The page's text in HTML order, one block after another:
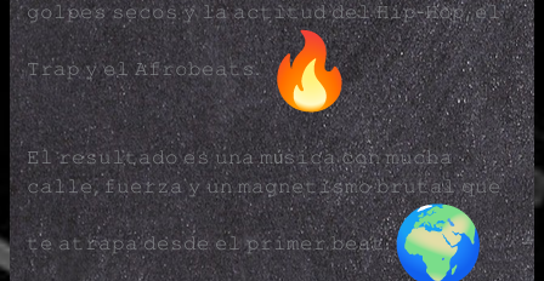
𝚐𝚘𝚕𝚙𝚎𝚜 𝚜𝚎𝚌𝚘𝚜 𝚢 𝚕𝚊 𝚊𝚌𝚝𝚒𝚝𝚞𝚍 𝚍𝚎𝚕 𝙷𝚒𝚙-𝙷𝚘𝚙, 𝚎𝚕
𝚃𝚛𝚊𝚙 𝚢 𝚎𝚕 𝙰𝚏𝚛𝚘𝚋𝚎𝚊𝚝𝚜.
𝙴𝚕 𝚛𝚎𝚜𝚞𝚕𝚝𝚊𝚍𝚘 𝚎𝚜 𝚞𝚗𝚊 𝚖ú𝚜𝚒𝚌𝚊 𝚌𝚘𝚗 𝚖𝚞𝚌𝚑𝚊
𝚌𝚊𝚕𝚕𝚎, 𝚏𝚞𝚎𝚛𝚣𝚊 𝚢 𝚞𝚗 𝚖𝚊𝚐𝚗𝚎𝚝𝚒𝚜𝚖𝚘 𝚋𝚛𝚞𝚝𝚊𝚕 𝚚𝚞𝚎
𝚝𝚎 𝚊𝚝𝚛𝚊𝚙𝚊 𝚍𝚎𝚜𝚍𝚎 𝚎𝚕 𝚙𝚛𝚒𝚖𝚎𝚛 𝚋𝚎𝚊𝚝.